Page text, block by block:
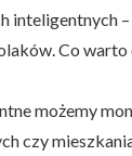
inteligentnych
Co warto
możemy
czy